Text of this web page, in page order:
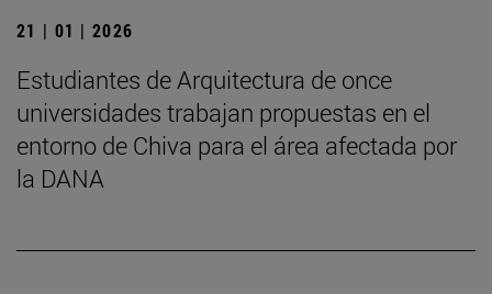
21 | 01 | 2026
Estudiantes de Arquitectura de once
universidades trabajan propuestas en el
entorno de Chiva para el área afectada por
la DANA